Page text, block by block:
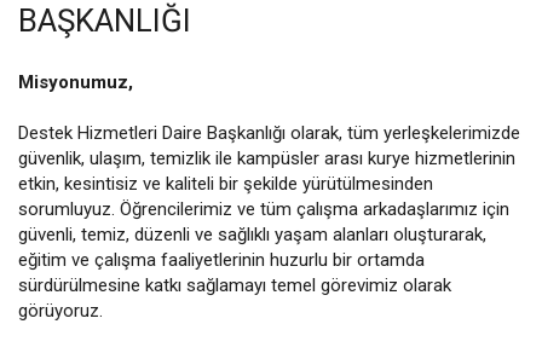
BAŞKANLIĞI
Misyonumuz,
Destek Hizmetleri Daire Başkanlığı olarak, tüm yerleşkelerimizde
güvenlik, ulaşım, temizlik ile kampüsler arası kurye hizmetlerinin
etkin, kesintisiz ve kaliteli bir şekilde yürütülmesinden
sorumluyuz. Öğrencilerimiz ve tüm çalışma arkadaşlarımız için
güvenli, temiz, düzenli ve sağlıklı yaşam alanları oluşturarak,
eğitim ve çalışma faaliyetlerinin huzurlu bir ortamda
sürdürülmesine katkı sağlamayı temel görevimiz olarak
görüyoruz.